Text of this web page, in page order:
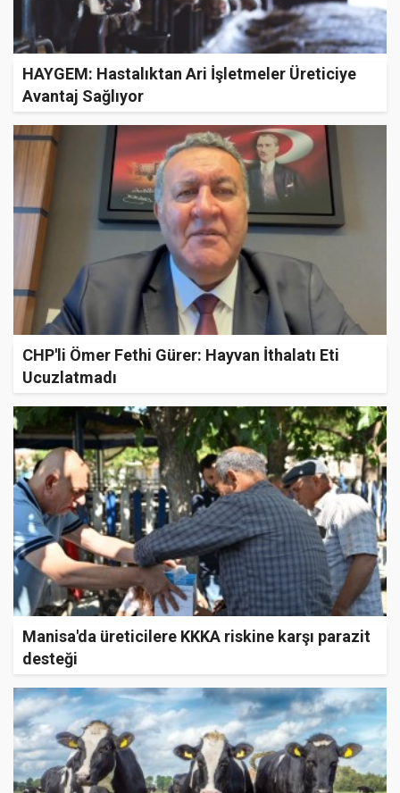
HAYGEM: Hastalıktan Ari İşletmeler Üreticiye
Avantaj Sağlıyor
CHP'li Ömer Fethi Gürer: Hayvan İthalatı Eti
Ucuzlatmadı
Manisa'da üreticilere KKKA riskine karşı parazit
desteği